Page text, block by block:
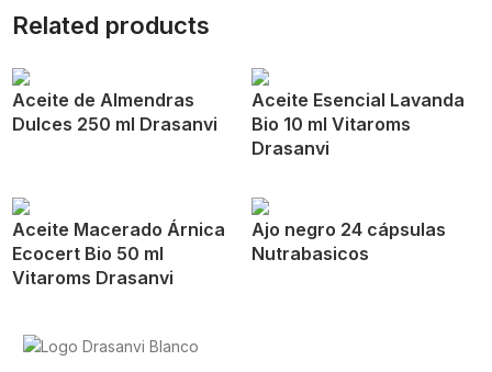
Related products
Aceite de Almendras
Dulces 250 ml Drasanvi
Aceite Esencial Lavanda
Bio 10 ml Vitaroms
Drasanvi
Aceite Macerado Árnica
Ecocert Bio 50 ml
Vitaroms Drasanvi
Ajo negro 24 cápsulas
Nutrabasicos